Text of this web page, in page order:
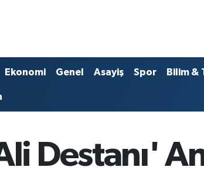
Ekonomi Genel Asayiş Spor Bilim &
Destanı'